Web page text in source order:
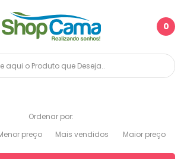
0
Ordenar por:
preço Mais vendidos Maior preço